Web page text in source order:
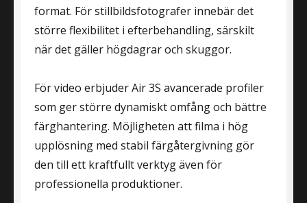
format. För stillbildsfotografer innebär det
större flexibilitet i efterbehandling, särskilt
när det gäller högdagrar och skuggor.
För video erbjuder Air 3S avancerade profiler
som ger större dynamiskt omfång och bättre
färghantering. Möjligheten att filma i hög
upplösning med stabil färgåtergivning gör
den till ett kraftfullt verktyg även för
professionella produktioner.